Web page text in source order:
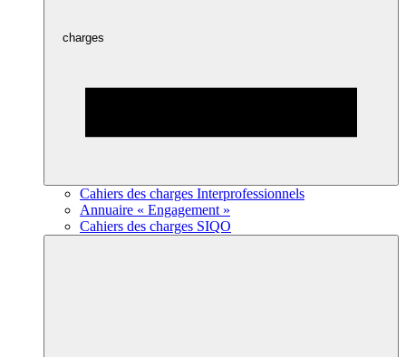
charges
Cahiers des charges Interprofessionnels
Annuaire « Engagement »
Cahiers des charges SIQO